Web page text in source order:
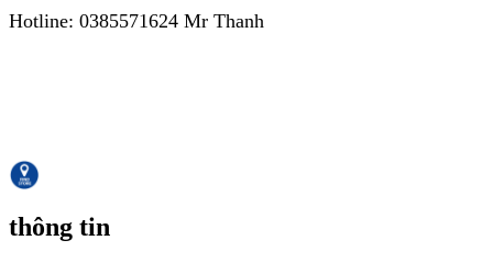
Hotline: 0385571624 Mr Thanh
thông tin